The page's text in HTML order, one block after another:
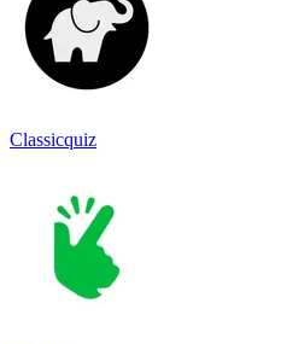
Classicquiz